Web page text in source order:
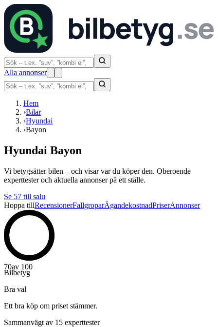
Alla annonser
Hem
›Bilar
›Hyundai
›Bayon
Hyundai Bayon
Vi betygsätter bilen – och visar var du köper den. Oberoende
experttester och aktuella annonser på ett ställe.
Se 57 till salu
Hoppa tillRecensionerFallgroparÄgandekostnadPriserAnnonser
70av 100
Bilbetyg
Bra val
Ett bra köp om priset stämmer.
Sammanvägt av 15 experttester